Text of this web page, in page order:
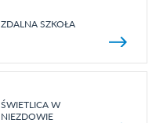
ZDALNA SZKOŁA
ŚWIETLICA W
NIEZDOWIE